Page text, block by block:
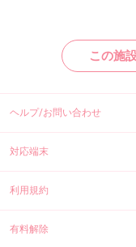
この施
ヘルプ/お問い合わせ
対応端末
利用規約
有料解除